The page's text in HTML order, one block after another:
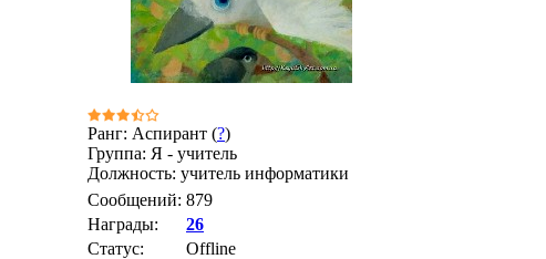
Ранг: Аспирант (?)
Группа: Я - учитель
Должность: учитель информатики
Сообщений: 879
Награды:
26
Статус:
Offline